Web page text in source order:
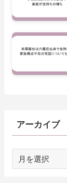
アーカイブ